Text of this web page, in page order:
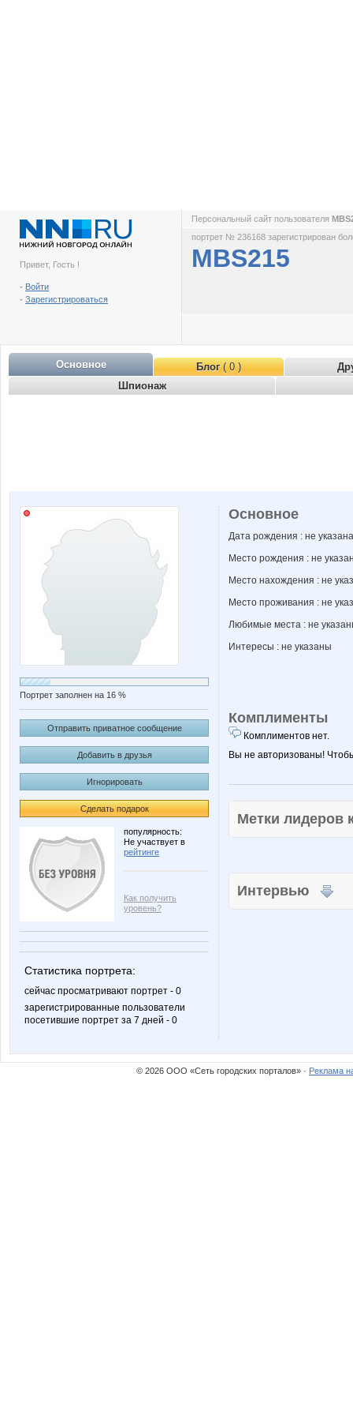
Привет, Гость !
- Войти
- Зарегистрироваться
Персональный сайт пользователя
портрет № 236168 зарегистрирован
MBS215
Основное Блог( 0 )
Шпионаж
Портрет заполнен на 16 %
Отправить приватное сообщение
Добавить в друзья
Игнорировать
Сделать подарок
популярность:
Не участвует в
рейтинге
Как получить
уровень?
Статистика портрета:
сейчас просматривают портрет - 0
зарегистрированные пользователи
посетившие портрет за 7 дней - 0
Основное
Дата рождения : не указана
Место рождения : не
Место нахождения : не
Место проживания : не
Любимые места : не
Интересы : не указаны
Комплименты
Комплиментов нет.
Вы не авторизованы!
Метки
Интервью
© 2026 ООО «Сеть городских порталов» · Реклама